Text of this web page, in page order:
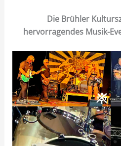
Die Brühler
hervorragendes Musik-